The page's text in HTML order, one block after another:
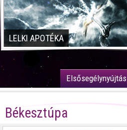
LELKI APOTÉKA
Elsősegélynyújtás
Békesztúpa